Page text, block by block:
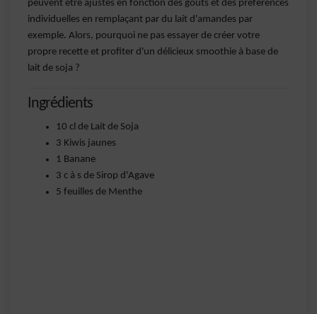
peuvent être ajustés en fonction des goûts et des préférences
individuelles en remplaçant par du lait d'amandes par
exemple. Alors, pourquoi ne pas essayer de créer votre
propre recette et profiter d'un délicieux smoothie à base de
lait de soja ?
Ingrédients
10 cl de Lait de Soja
3 Kiwis jaunes
1 Banane
3 c à s de Sirop d'Agave
5 feuilles de Menthe